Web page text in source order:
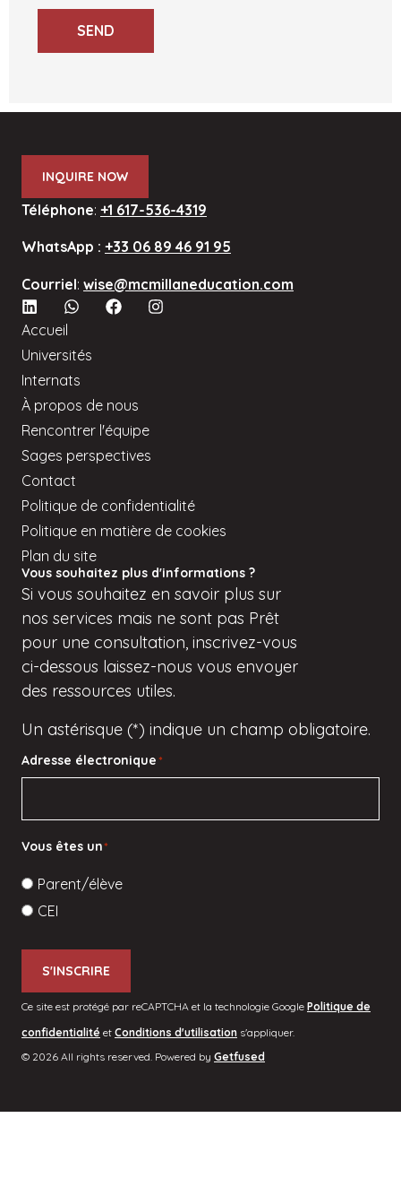
SEND
INQUIRE NOW
Téléphone: +1 617-536-4319
WhatsApp : +33 06 89 46 91 95
Courriel: wise@mcmillaneducation.com
Accueil
Universités
Internats
À propos de nous
Rencontrer l'équipe
Sages perspectives
Contact
Politique de confidentialité
Politique en matière de cookies
Plan du site
Vous souhaitez plus d'informations ?
Si vous souhaitez en savoir plus sur
nos services mais ne sont pas Prêt
pour une consultation, inscrivez-vous
ci-dessous laissez-nous vous envoyer
des ressources utiles.
Un astérisque (*) indique un champ obligatoire.
Adresse électronique*
Vous êtes un*
Parent/élève
CEI
S'INSCRIRE
Ce site est protégé par reCAPTCHA et la technologie Google Politique de
confidentialité et Conditions d'utilisation s'appliquer.
© 2026 All rights reserved. Powered by Getfused